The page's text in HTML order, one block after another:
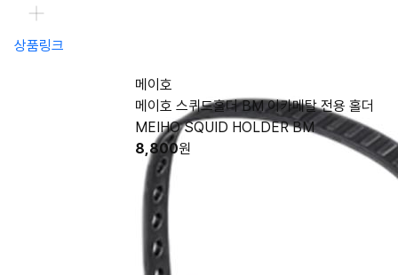
상품링크
메이호
메이호 스퀴드홀더 BM 이카메탈 전용 홀더
MEIHO SQUID HOLDER BM
8,800원